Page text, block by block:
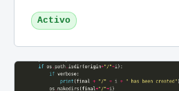
Activo